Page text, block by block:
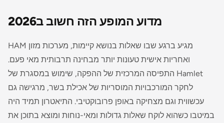
מדוע המופע הזה חשוב ב­2026
HAM מגיע ברגע שבו שאלות בנושא קיימות, מערכות מזון
ואחריות אישית טעונות יותר מבחינה תרבותית מאי פעם.
התפיסה המרכזית של ההפקה, שימוש במסגרת של Hamlet
לחקר המורכבויות המוסריות של אכילת בשר, מרגישה גם
עכשווית וגם מצחיקה באופן פרובוקטיבי. התיאטרון תמיד היה
במיטבו כשהוא לוקח שאלות גדולות ומאי-נוחות ומוצא בתוכן את